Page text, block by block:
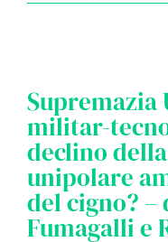
Supremazia
militar-
declino
unipolare
del cigno? –
Fumagalli e